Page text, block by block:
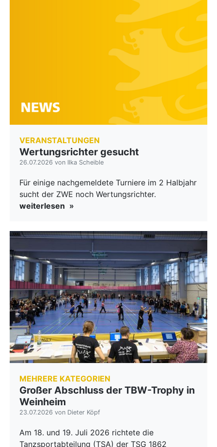
VERANSTALTUNGEN
Wertungsrichter gesucht
26.07.2026 von Ilka Scheible
Für einige nachgemeldete Turniere im 2 Halbjahr
sucht der ZWE noch Wertungsrichter.
weiterlesen
MEHRERE KATEGORIEN
Großer Abschluss der TBW-Trophy in
Weinheim
23.07.2026 von Dieter Köpf
Am 18. und 19. Juli 2026 richtete die
Tanzsportabteilung (TSA) der TSG 1862